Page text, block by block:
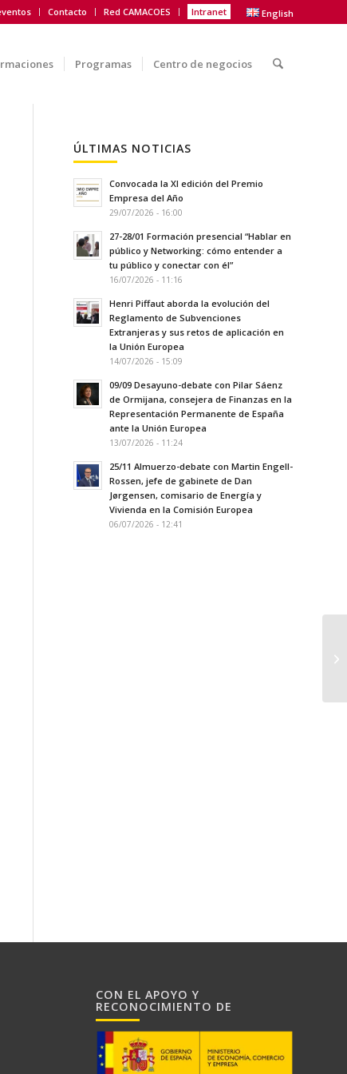
Contacto Red CAMACOES Intranet English
Programas Centro de negocios
ÚLTIMAS NOTICIAS
Convocada la XI edición del Premio
Empresa del Año
29/07/2026 - 16:00
27-28/01 Formación presencial “Hablar en
público y Networking: cómo entender a
tu público y conectar con él”
16/07/2026 - 11:16
Henri Piffaut aborda la evolución del
Reglamento de Subvenciones
Extranjeras y sus retos de aplicación en
la Unión Europea
14/07/2026 - 15:09
09/09 Desayuno-debate con Pilar Sáenz
de Ormijana, consejera de Finanzas en la
Representación Permanente de España
ante la Unión Europea
13/07/2026 - 11:24
25/11 Almuerzo-debate con Martin Engell-
Rossen, jefe de gabinete de Dan
Jørgensen, comisario de Energía y
Vivienda en la Comisión Europea
06/07/2026 - 12:41
CON EL APOYO Y
RECONOCIMIENTO DE